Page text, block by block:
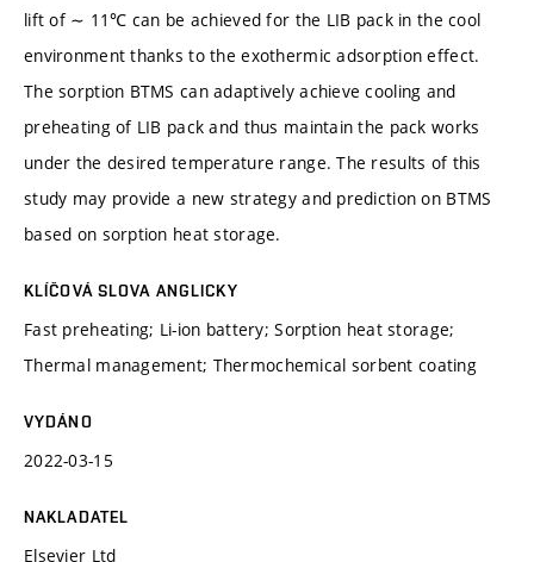
lift of ∼ 11℃ can be achieved for the LIB pack in the cool
environment thanks to the exothermic adsorption effect.
The sorption BTMS can adaptively achieve cooling and
preheating of LIB pack and thus maintain the pack works
under the desired temperature range. The results of this
study may provide a new strategy and prediction on BTMS
based on sorption heat storage.
KLÍČOVÁ SLOVA ANGLICKY
Fast preheating; Li-ion battery; Sorption heat storage;
Thermal management; Thermochemical sorbent coating
VYDÁNO
2022-03-15
NAKLADATEL
Elsevier Ltd